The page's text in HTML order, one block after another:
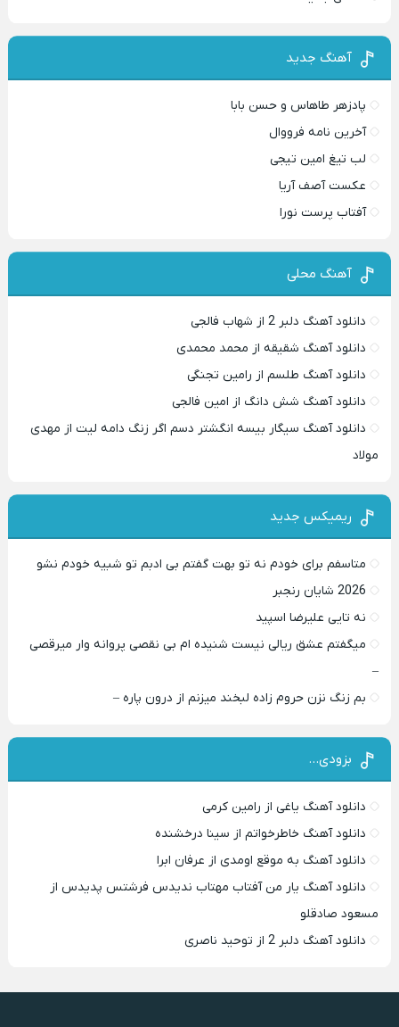
آهنگ جدید
پادزهر طاهاس و حسن بابا
آخرین نامه فرووال
لب تیغ امین تیجی
عکست آصف آریا
آفتاب پرست نورا
آهنگ محلی
دانلود آهنگ دلبر 2 از شهاب فالجی
دانلود آهنگ شقیقه از محمد محمدی
دانلود آهنگ طلسم از رامین تجنگی
دانلود آهنگ شش دانگ از امین فالجی
دانلود آهنگ سیگار بیسه انگشتر دسم اگر زنگ دامه لیت از مهدی
مولاد
ریمیکس جدید
متاسفم برای خودم نه تو بهت گفتم بی ادبم تو شبیه خودم نشو ‌ ‌
2026 شایان رنجبر
نه تایی علیرضا اسپید
میگفتم عشق ریالی نیست شنیده ام بی نقصی پروانه وار میرقصی
–
بم زنگ نزن حروم زاده لبخند میزنم از درون پاره –
بزودی…
دانلود آهنگ یاغی از رامین کرمی
دانلود آهنگ خاطرخواتم از سینا درخشنده
دانلود آهنگ به موقع اومدی از عرفان ابرا
دانلود آهنگ یار من آفتاب مهتاب ندیدس فرشتس پدیدس از
مسعود صادقلو
دانلود آهنگ دلبر 2 از توحید ناصری